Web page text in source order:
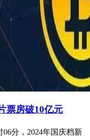
票房破10亿元
分，2024年国庆档新